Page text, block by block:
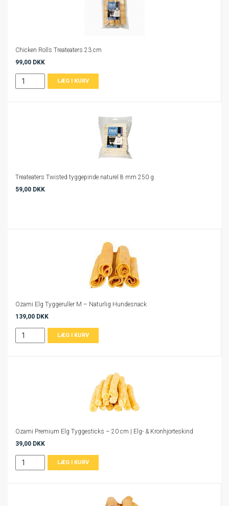
Chicken Rolls Treateaters 23 cm
99,00 DKK
Treateaters Twisted tyggepinde naturel 8 mm 250 g
59,00 DKK
Ozami Elg Tyggeruller M – Naturlig Hundesnack
139,00 DKK
Ozami Premium Elg Tyggesticks – 20 cm | Elg- & Kronhjorteskind
39,00 DKK